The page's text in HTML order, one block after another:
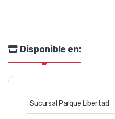
Disponible en:
Sucursal Parque Libertad